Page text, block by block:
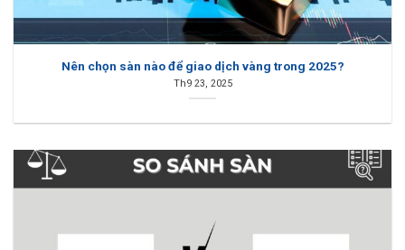
Nên chọn sàn nào để giao dịch vàng trong 2025?
Th9 23, 2025